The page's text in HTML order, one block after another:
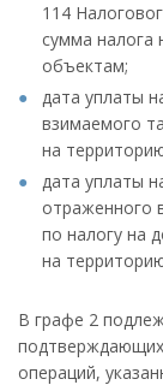
114
сумма налога
объектам;
дата уплаты
взимаемого
на
дата уплаты
отраженного
по налогу на
на
В графе 2
операций,